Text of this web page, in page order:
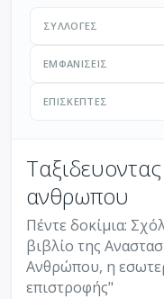
ΣΥΛΛΟΓΈΣ
ΕΜΦΑΝΊΣΕΙΣ
ΕΠΙΣΚΈΠΤΕΣ
ανθρωπου
Πέντε δοκίμια:
βιβλίο της
Ανθρώπου, η
επιστροφής"